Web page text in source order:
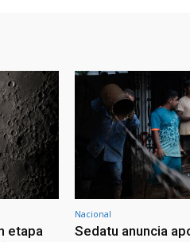
etapa
Nacional
Sedatu anuncia